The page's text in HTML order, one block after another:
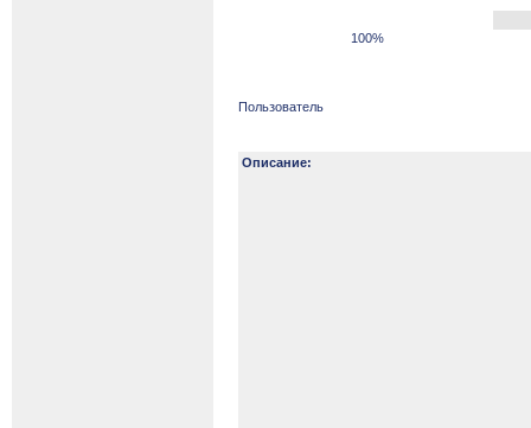
100%
Пользователь
Описание: